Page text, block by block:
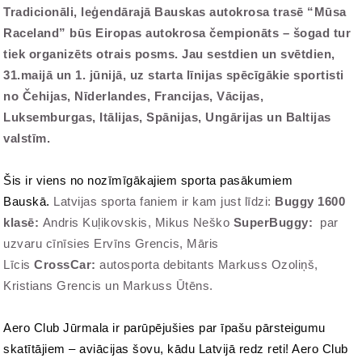
Tradicionāli, leģendārajā Bauskas autokrosa trasē “Mūsa
Raceland” būs Eiropas autokrosa čempionāts – šogad tur
tiek organizēts otrais posms. Jau sestdien un svētdien,
31.maijā un 1. jūnijā, uz starta līnijas spēcīgākie sportisti
no Čehijas, Nīderlandes, Francijas, Vācijas,
Luksemburgas, Itālijas, Spānijas, Ungārijas un Baltijas
valstīm.
Šis ir viens no nozīmīgākajiem sporta pasākumiem
Bauskā. Latvijas sporta faniem ir kam just līdzi: Buggy 1600
klasē: Andris Kuļikovskis, Mikus Neško SuperBuggy:
par
uzvaru cīnīsies Ervīns Grencis, Māris
LīcisCrossCar:autosporta debitants Markuss Ozoliņš,
Kristians Grencis un Markuss Ūtēns.
Aero Club Jūrmala ir parūpējušies par īpašu pārsteigumu
skatītājiem – aviācijas šovu, kādu Latvijā redz reti! Aero Club